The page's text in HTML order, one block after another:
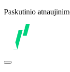
Paskutinio